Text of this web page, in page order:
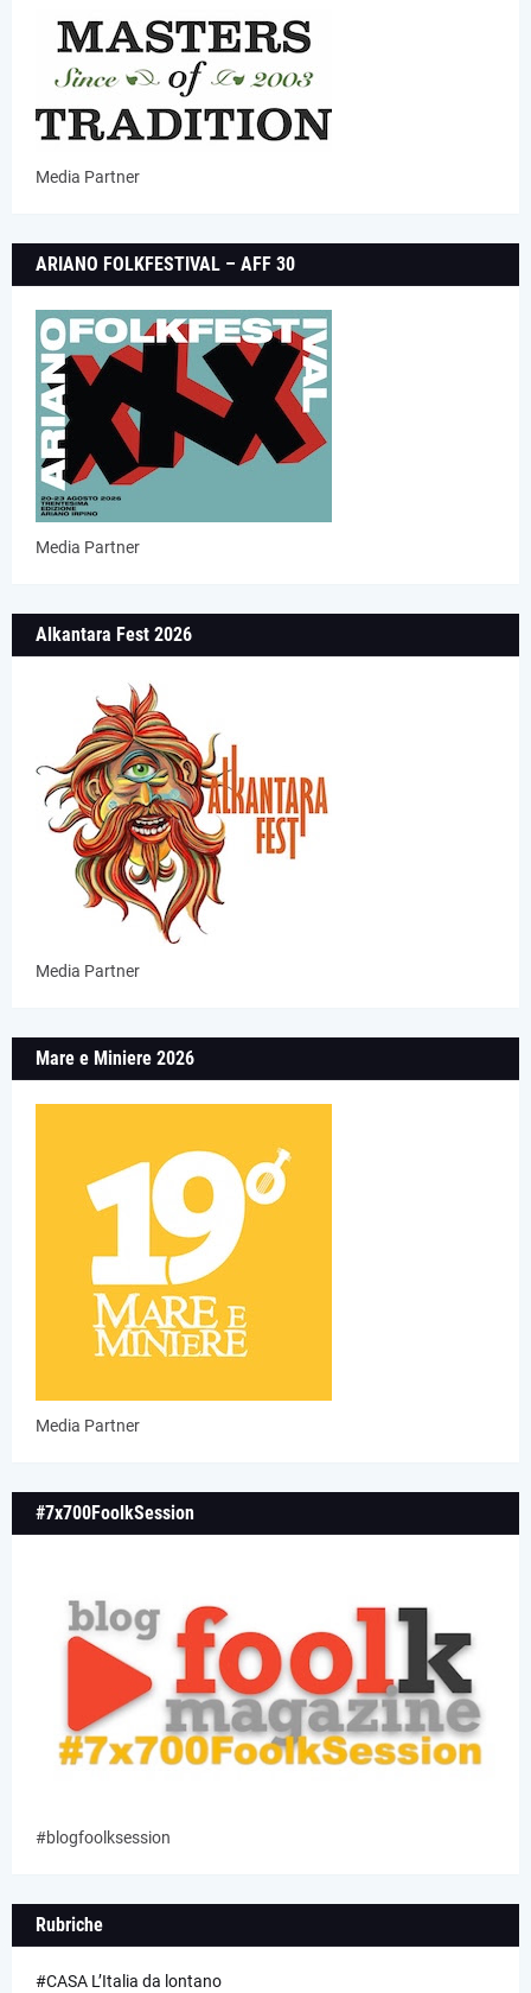
Media Partner
ARIANO FOLKFESTIVAL – AFF 30
Media Partner
Alkantara Fest 2026
Media Partner
Mare e Miniere 2026
Media Partner
#7x700FoolkSession
#blogfoolksession
Rubriche
#CASA L’Italia da lontano